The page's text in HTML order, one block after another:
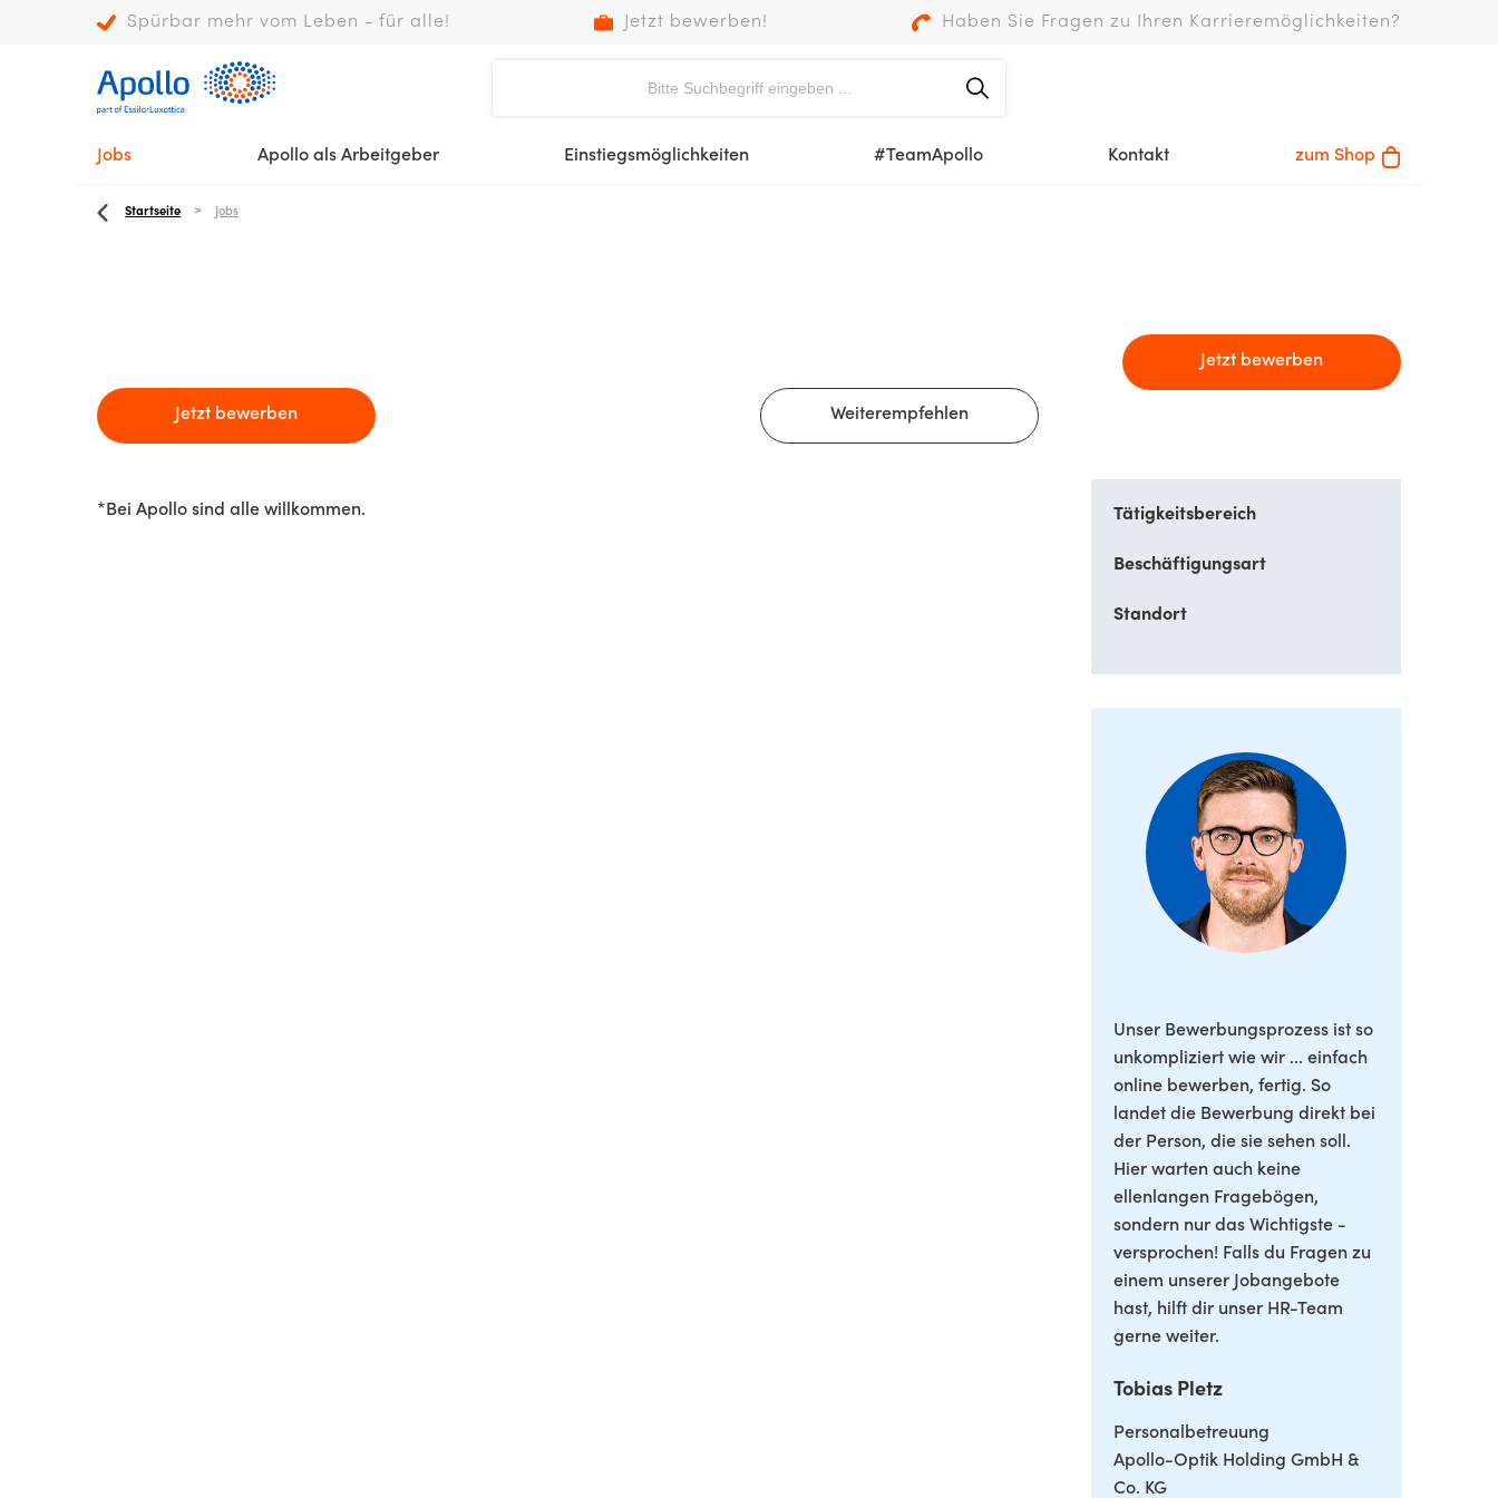
Spürbar mehr vom Leben - für alle! Jetzt bewerben! Haben Sie Fragen zu Ihren Karrieremöglichkeiten?
Jobs Apollo als Arbeitgeber Einstiegsmöglichkeiten #TeamApollo Kontakt zum Shop
Startseite Jobs
Jetzt bewerben Weiterempfehlen
*Bei Apollo sind alle willkommen.
Jetzt bewerben
Tätigkeitsbereich
Beschäftigungsart
Standort
Unser Bewerbungsprozess ist so
unkompliziert wie wir ... einfach
online bewerben, fertig. So
landet die Bewerbung direkt bei
der Person, die sie sehen soll.
Hier warten auch keine
ellenlangen Fragebögen,
sondern nur das Wichtigste -
versprochen! Falls du Fragen zu
einem unserer Jobangebote
hast, hilft dir unser HR-Team
gerne weiter.
Tobias Pletz
Personalbetreuung
Apollo-Optik Holding GmbH &
Co. KG